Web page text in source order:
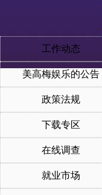
工作动态
美高梅娱乐的公告
政策法规
下载专区
在线调查
就业市场